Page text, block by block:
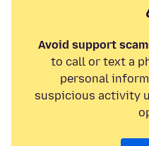
Avoid support
to call or text a
personal
suspicious activity